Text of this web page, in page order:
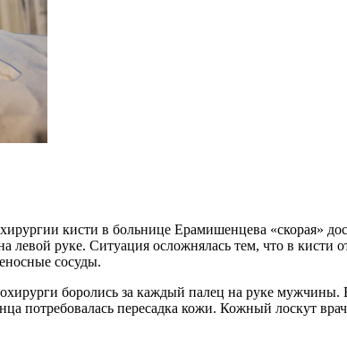
кисти в больнице Ерамишенцева «скорая»
левой руке. Ситуация осложнялась тем, что в кисти
сосуды.
боролись за каждый палец на руке
потребовалась пересадка кожи. Кожный лоскут